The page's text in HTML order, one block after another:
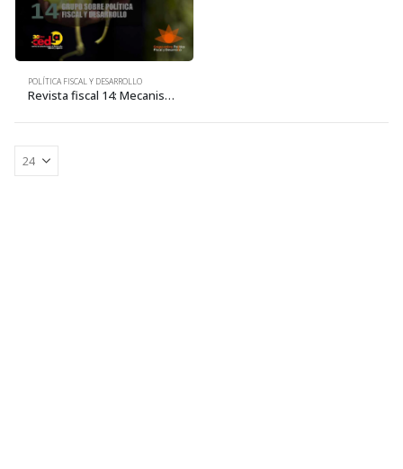
POLÍTICA FISCAL Y DESARROLLO
Revista fiscal 14: Mecanismos financieros alternativos para la inversión pública local